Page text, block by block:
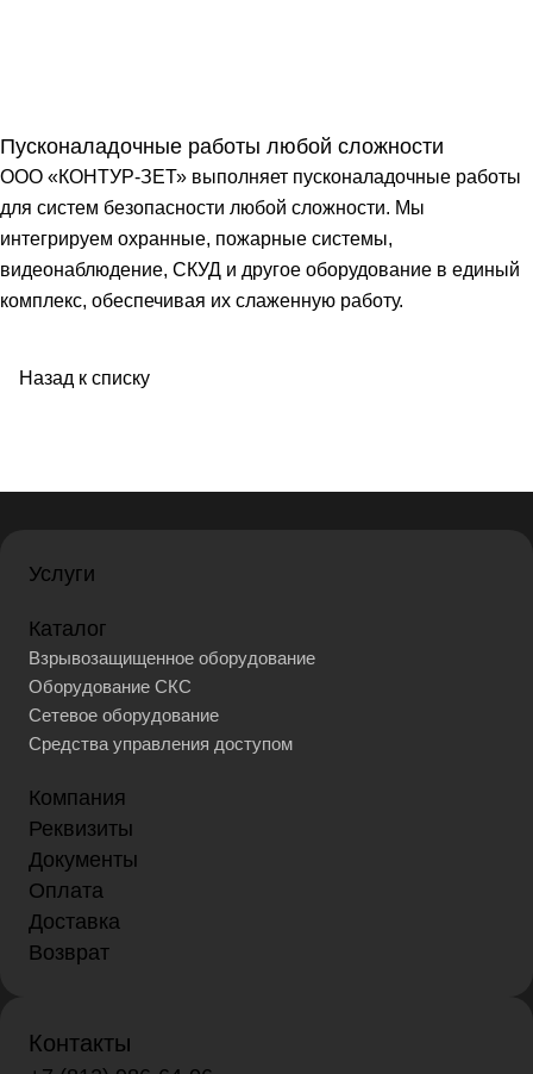
Пусконаладочные работы любой сложности
ООО «КОНТУР-ЗЕТ» выполняет пусконаладочные работы
для систем безопасности любой сложности. Мы
интегрируем охранные, пожарные системы,
видеонаблюдение, СКУД и другое оборудование в единый
комплекс, обеспечивая их слаженную работу.
Назад к списку
Услуги
Каталог
Взрывозащищенное оборудование
Оборудование СКС
Сетевое оборудование
Средства управления доступом
Компания
Реквизиты
Документы
Оплата
Доставка
Возврат
Контакты